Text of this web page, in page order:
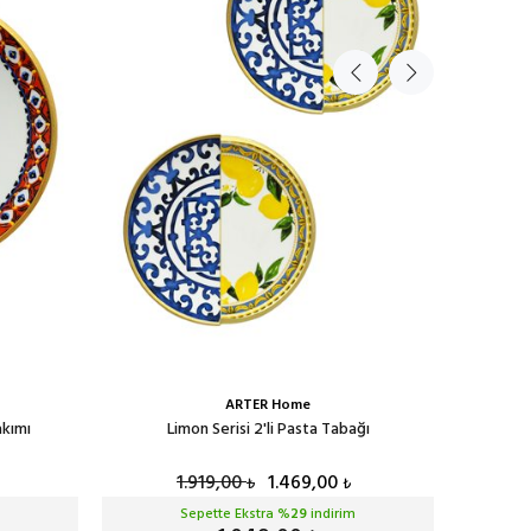
ARTER Home
Limon Serisi 2'li Pasta Tabağı
1.919,00₺ 1.469,00₺
Sepette Ekstra %29indirim